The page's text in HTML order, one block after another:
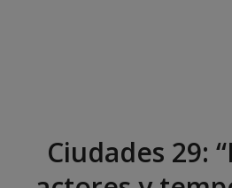
Ciudades 29: